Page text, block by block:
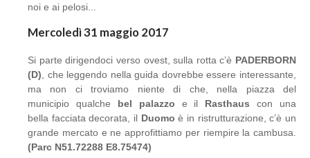
noi e ai pelosi...
Mercoledì 31 maggio 2017
Si parte dirigendoci verso ovest, sulla rotta c’è PADERBORN
(D) , che leggendo nella guida dovrebbe essere interessante,
ma non ci troviamo niente di che, nella piazza del
municipio qualche bel palazzo e il Rasthaus con una
bella facciata decorata, il Duomoè in ristrutturazione, c’è un
grande mercato e ne approfittiamo per riempire la cambusa.
(Parc N51.72288 E8.75474)